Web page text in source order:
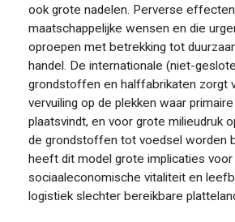
ook grote nadelen. Perverse
maatschappelijke wensen en die
oproepen met betrekking tot
handel. De internationale (niet-
grondstoffen en halffabrikaten zorgt
vervuiling op de plekken waar
plaatsvindt, en voor grote milieudruk
de grondstoffen tot voedsel worden
heeft dit model grote implicaties voor
sociaaleconomische vitaliteit en
logistiek slechter bereikbare